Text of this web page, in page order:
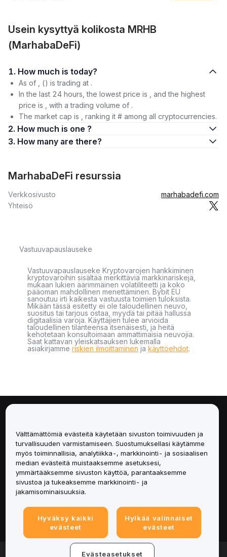
Usein kysyttyä kolikosta MRHB
(MarhabaDeFi)
1. How much is today?
As of , () is trading at .
In the last 24 hours, the lowest price is , and the highest
price is , with a trading volume of .
The market cap is , ranking it # among all cryptocurrencies.
2. How much is one ?
3. How many are there?
MarhabaDeFi resurssia
Verkkosivusto
marhabadefi.com
Yhteisö
Vastuuvapauslauseke
Vastuuvapauslauseke Kryptovarojen hankkiminen
kryptovaroihin sisältää merkittäviä markkinariskejä,
mukaan lukien äärimmäinen volatiliteetti ja koko
pääoman mahdollinen menettäminen. Bybit EU
sanoutuu irti kaikesta vastuusta toimien tuloksista.
Mikään tässä esitetty ei ole taloudellinen neuvo,
suositus tai tarjous ostaa, myydä tai pitää hallussa
digitaalisia varoja. Käyttäjien tulee arvioida
taloudellinen tilanteensa itsenäisesti, ja heitä
kehotetaan konsultoimaan ammattimaisia neuvojia.
Saat kattavan yleiskatsauksen lukemalla
asiakirjamme riskien ilmoittaminen ja käyttöehdot.
Palvelut
Tuki
Tuotteet
Lakiasiat
© 2025-2026 Bybit.eu. Kaikki oikeudet pidätetään.
Välttämättömiä evästeitä käytetään sivuston toimivuuden ja
turvallisuuden varmistamiseen. Suostumuksellasi käytämme
myös toiminnallisia, analytiikka-, markkinointi- ja sosiaalisen
median evästeitä muistaaksemme asetuksesi,
ymmärtääksemme sivuston käyttöä, parantaaksemme
sivustoa ja tukeaksemme markkinointi- ja
jakamisominaisuuksia.
Hyväksy kaikki
evästeet
Hylkää valinnaiset
evästeet
Evästeasetukset